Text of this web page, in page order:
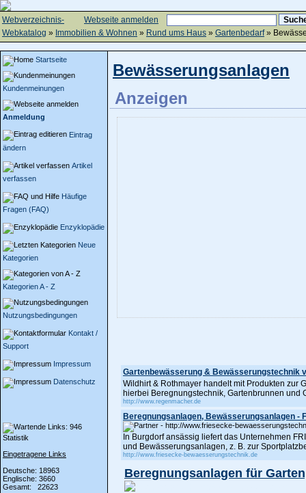
Webseite anmelden
Webverzeichnis-
Webkatalog » Immobilien & Wohnen » Rund ums Haus » Gartenbedarf»
Startseite
Kundenmeinungen
Anmeldung
Eintrag
ändern
Artikel
verfassen
Häufige
Fragen (FAQ)
Enzyklopädie
Neue
Kategorien
Kategorien A - Z
Nutzungsbedingungen
Kontakt /
Support
Impressum
Datenschutz
Statistik
Eingetragene Links
Deutsche: 18963
Englische: 3660
Gesamt: 22623
Bewässerungsanlagen
Anzeigen
Gartenbewässerung & Bewässerungstechnik
Wildhirt & Rothmayer handelt mit Produkten zur
hierbei Beregnungstechnik, Gartenbrunnen und
http://www.regenmacher.de
Beregnungsanlagen, Bewässerungsanlagen -
In Burgdorf ansässig liefert das Unternehmen
und Bewässerungsanlagen, z. B. zur
http://www.friesecke-bewaesserungstechnik.de
Beregnungsanlagen für